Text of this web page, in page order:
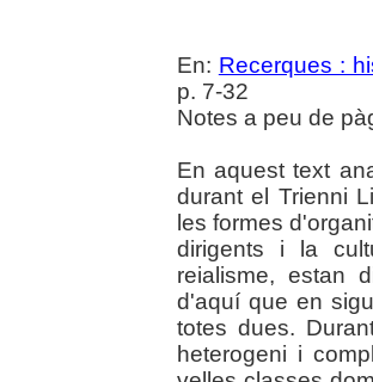
En: Recerques :
p. 7-32
Notes a peu de
En aquest text
durant el Trienni
les formes
dirigents i la
reialisme, estan
d'aquí que en
totes dues.
heterogeni i